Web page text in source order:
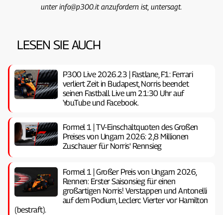
unter info@p300.it anzufordern ist, untersagt.
LESEN SIE AUCH
P300 Live 2026.23 | Fastlane, F1: Ferrari
verliert Zeit in Budapest, Norris beendet
seinen Fastball. Live um 21:30 Uhr auf
YouTube und Facebook.
Formel 1 | TV-Einschaltquoten des Großen
Preises von Ungarn 2026: 2,8 Millionen
Zuschauer für Norris' Rennsieg
Formel 1 | Großer Preis von Ungarn 2026,
Rennen: Erster Saisonsieg für einen
großartigen Norris! Verstappen und Antonelli
auf dem Podium, Leclerc Vierter vor Hamilton
(bestraft).